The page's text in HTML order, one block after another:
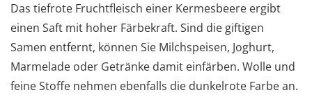
Das tiefrote Fruchtfleisch einer Kermesbeere ergibt
einen Saft mit hoher Färbekraft. Sind die giftigen
Samen entfernt, können Sie Milchspeisen, Joghurt,
Marmelade oder Getränke damit einfärben. Wolle und
feine Stoffe nehmen ebenfalls die dunkelrote Farbe an.